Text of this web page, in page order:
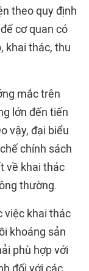
theo quy định
cơ quan có
khai thác, thu
mắc trên
lớn đến tiến
vậy, đại biểu
chính sách
về khai thác
thường.
việc khai thác
khoáng sản
phù hợp với